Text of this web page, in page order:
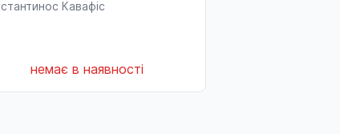
Кавафіс
немає в наявності